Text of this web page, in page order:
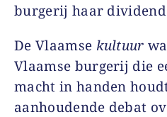
burgerij haar
De Vlaamse kultuur
Vlaamse burgerij die
macht in handen
aanhoudende debat